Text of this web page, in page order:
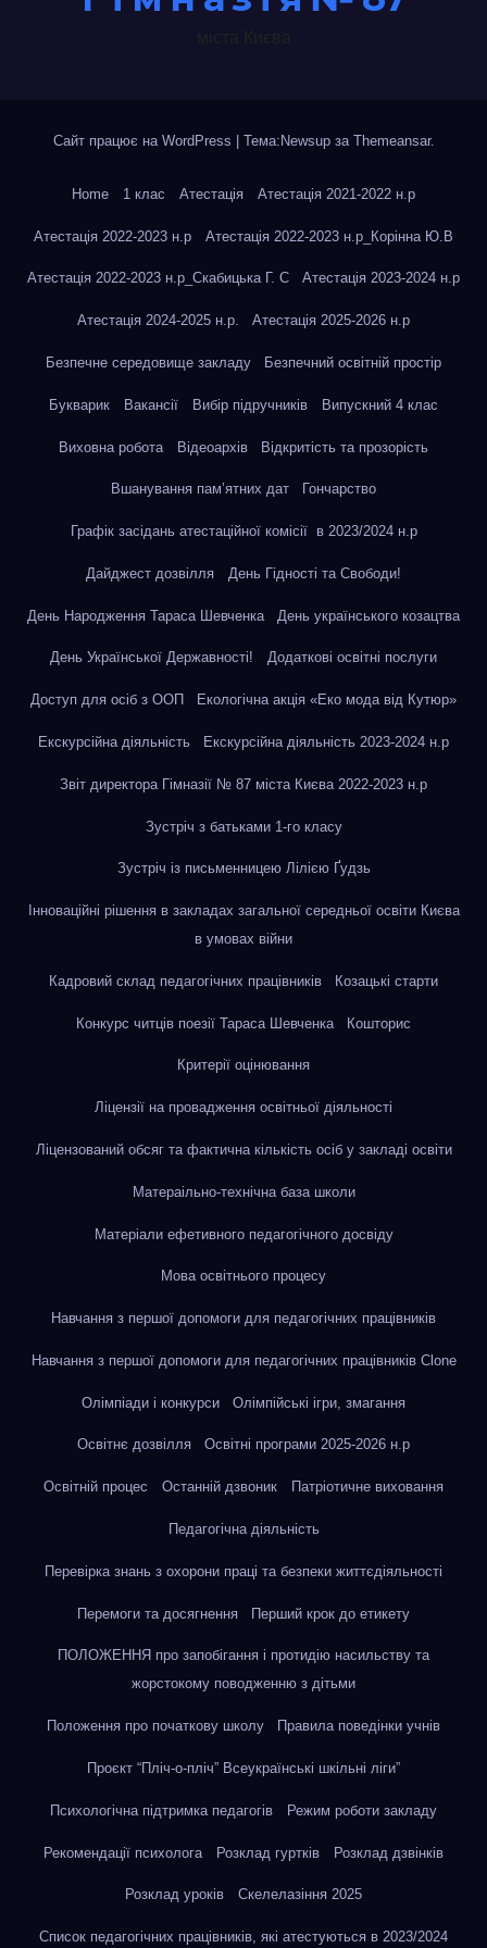
Сайт працює на WordPress Тема:Newsup за Themeansar.
Home 1 клас Атестація Атестація 2021-2022 н.р
Атестація 2022-2023 н.р Атестація 2022-2023 н.р_Корінна Ю.В
Атестація 2022-2023 н.р_Скабицька Г. С Атестація 2023-2024 н.р
Атестація 2024-2025 н.р. Атестація 2025-2026 н.р
Безпечне середовище закладу Безпечний освітній простір
Букварик Вакансії Вибір підручників Випускний 4 клас
Виховна робота Відеоархів Відкритість та прозорість
Вшанування пам’ятних дат Гончарство
Графік засідань атестаційної комісії в 2023/2024 н.р
Дайджест дозвілля День Гідності та Свободи!
День Народження Тараса Шевченка День українського козацтва
День Української Державності! Додаткові освітні послуги
Доступ для осіб з ООП Екологічна акція «Еко мода від Кутюр»
Екскурсійна діяльність Екскурсійна діяльність 2023-2024 н.р
Звіт директора Гімназії № 87 міста Києва 2022-2023 н.р
Зустріч з батьками 1-го класу
Зустріч із письменницею Лілією Ґудзь
Інноваційні рішення в закладах загальної середньої освіти Києва
в умовах війни
Кадровий склад педагогічних працівників Козацькі старти
Конкурс читців поезії Тараса Шевченка Кошторис
Критерії оцінювання
Ліцензії на провадження освітньої діяльності
Ліцензований обсяг та фактична кількість осіб у закладі освіти
Матераільно-технічна база школи
Матеріали ефетивного педагогічного досвіду
Мова освітнього процесу
Навчання з першої допомоги для педагогічних працівників
Навчання з першої допомоги для педагогічних працівників Clone
Олімпіади і конкурси Олімпійські ігри, змагання
Освітнє дозвілля Освітні програми 2025-2026 н.р
Освітній процес Останній дзвоник Патріотичне виховання
Педагогічна діяльність
Перевірка знань з охорони праці та безпеки життєдіяльності
Перемоги та досягнення Перший крок до етикету
ПОЛОЖЕННЯ про запобігання і протидію насильству та
жорстокому поводженню з дітьми
Положення про початкову школу Правила поведінки учнів
Проєкт “Пліч-о-пліч” Всеукраїнські шкільні ліги”
Психологічна підтримка педагогів Режим роботи закладу
Рекомендації психолога Розклад гуртків Розклад дзвінків
Розклад уроків Скелелазіння 2025
Список педагогічних працівників, які атестуються в 2023/2024